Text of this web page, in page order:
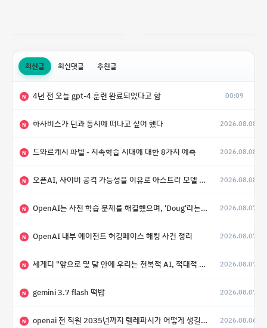
최신글 최신댓글 추천글
N 4년 전 오늘 gpt-4 훈련 완료되었다고 함 00:09
N 하사비스가 딘과 동시에 떠나고 싶어 했다 2026.08.08
N 드와르케시 파텔 - 지속학습 시대에 대한 8가지 예측 2026.08.08
N 오픈AI, 사이버 공격 가능성을 이유로 아스트라 모델 출시 연기 2026.08.08
N OpenAI는 사전 학습 문제를 해결했으며, 'Doug'라는 코드명을 가진 훨씬 더 큰 모델을 활발히 개발 중 2026.08.07
N OpenAI 내부 에이전트 허깅페이스 해킹 사건 정리 2026.08.07
N 세게디 "앞으로 몇 달 안에 우리는 전복적 AI, 적대적 AI 둘 다 보게 될 것" 2026.08.07
N gemini 3.7 flash 떡밥 2026.08.07
N openai 전 직원 2035년까지 텔레파시가 어떻게 생길 수 있는지 2026.08.06